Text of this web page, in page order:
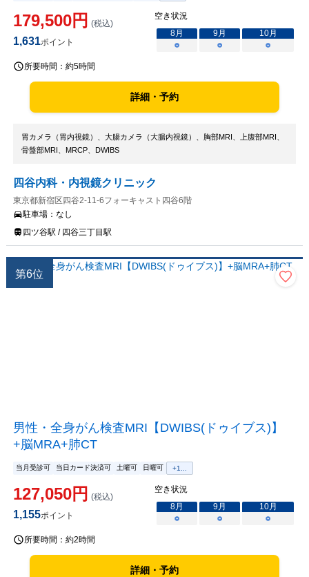
179,500円 (税込)
1,631ポイント
空き状況
8月 9月 10月
○
○ ○
所要時間： 約5時間
詳細・予約
胃カメラ（胃内視鏡）、大腸カメラ（大腸内視鏡）、胸部MRI、上腹部MRI、
骨盤部MRI、MRCP、DWIBS
四谷内科・内視鏡クリニック
東京都新宿区四谷2-11-6フォーキャスト四谷6階
駐車場： なし
四ツ谷駅 / 四谷三丁目駅
第6位
男性・全身がん検査MRI【DWIBS(ドゥイブス)】
+脳MRA+肺CT
当月受診可 当日カード決済可 土曜可 日曜可 +1...
127,050円 (税込)
1,155ポイント
空き状況
8月 9月 10月
○
○ ○
所要時間： 約2時間
詳細・予約